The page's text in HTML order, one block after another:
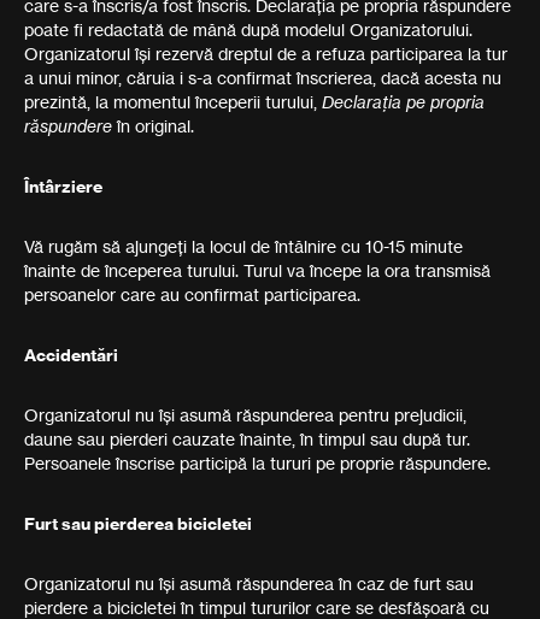
care s-a înscris/a fost înscris. Declarația pe propria răspundere
poate fi redactată de mână după modelul Organizatorului.
Organizatorul își rezervă dreptul de a refuza participarea la tur
a unui minor, căruia i s-a confirmat înscrierea, dacă acesta nu
prezintă, la momentul începerii turului, Declarația pe propria
răspundereîn original.
Întârziere
Vă rugăm să ajungeți la locul de întâlnire cu 10-15 minute
înainte de începerea turului. Turul va începe la ora transmisă
persoanelor care au confirmat participarea.
Accidentări
Organizatorul nu își asumă răspunderea pentru prejudicii,
daune sau pierderi cauzate înainte, în timpul sau după tur.
Persoanele înscrise participă la tururi pe proprie răspundere.
Furt sau pierderea bicicletei
Organizatorul nu își asumă răspunderea în caz de furt sau
pierdere a bicicletei în timpul tururilor care se desfășoară cu